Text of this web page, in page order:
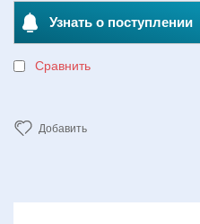
Узнать о поступлении
Сравнить
Добавить